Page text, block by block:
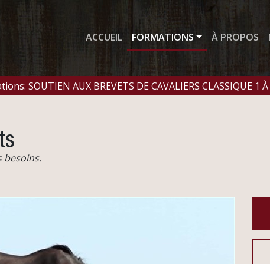
ACCUEIL FORMATIONS À PROPOS
SOUTIEN AUX BREVETS DE CAVALIERS CLASSIQUE 1
besoins.